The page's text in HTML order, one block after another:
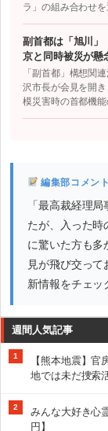
ラ」の組み合わせ
副首都は「旭川」
京と同時被災が懸
「副首都」構想関
沢市長が会見を開
模災害時の首都機
編集部コメント
「最高裁経理
たが、入った時
に驚いた方も多
見が飛び交っ
新情報をチェッ
週間人気記事
1
【熊本地震】
地では未だ捜索
2
みんな大好き心
円】